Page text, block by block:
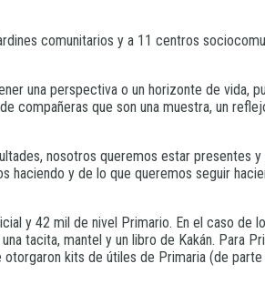
comunitarios y a 11 centros
una perspectiva o un horizonte de vida,
que son una muestra, un
nosotros queremos estar presentes
y de lo que queremos seguir
y 42 mil de nivel Primario. En el caso de
tacita, mantel y un libro de Kakán. Para
kits de útiles de Primaria (de